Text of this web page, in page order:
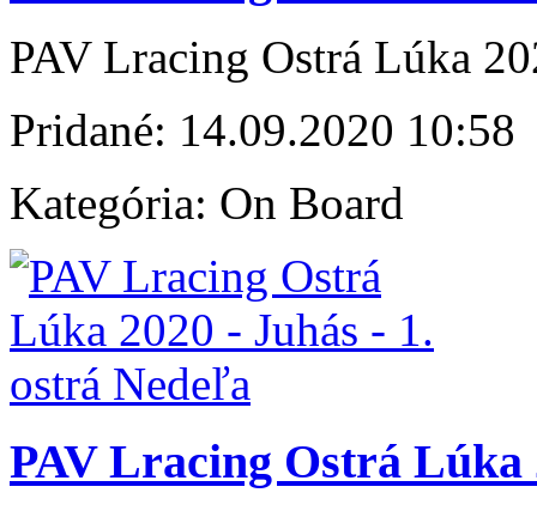
PAV Lracing Ostrá Lúka
Pridané: 14.09.2020 10:58
Kategória: On Board
PAV Lracing Ostrá Lúka